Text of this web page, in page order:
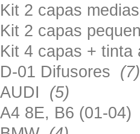
Kit 2 capas
Kit 2 capas
Kit 4 capas + tinta
D-01 Difusores (7)
AUDI (5)
A4 8E, B6 (01-04)